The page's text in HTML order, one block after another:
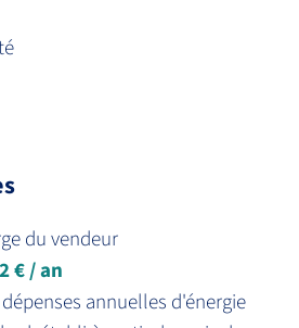
du vendeur
€ / an
annuelles d'énergie